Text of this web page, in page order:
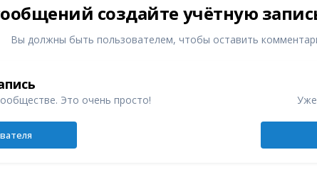
создайте учётную
Вы должны быть пользователем, чтобы оставить
Это очень просто! Уже